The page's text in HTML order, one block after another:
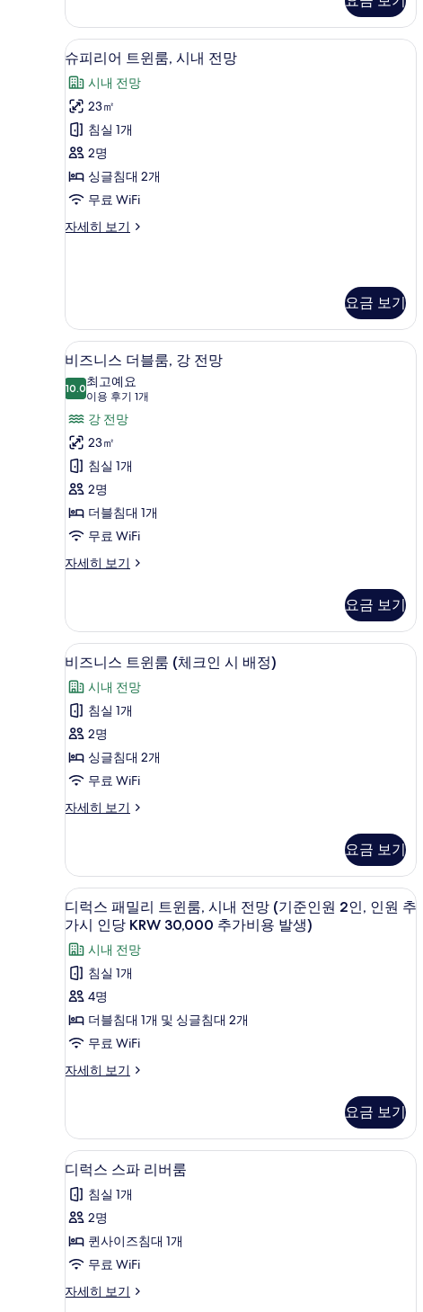
기
세
히
보
기
슈
피
리
어
트
윈
룸,
내
진
모
두
보
기
슈피리어 트윈룸, 시내 전망 | 객실
7
슈피리어 트윈룸, 시내 전망
시내 전망
23㎡
침실 1개
2명
싱글침대 2개
무료 WiFi
자세히 보기
슈
룸,
시
내
전
망
자
세
히
보
기
요금 보기
비
즈
니
스
더
블
룸,
강
전
망
모
두
보
기
비즈니스 더블룸, 강 전망 | 호수 전망
6
비즈니스 더블룸, 강 전망
10.010.0점 만점 중 10점
최고예요
이용 후기 1개
(이
용
후
기
개)
강 전망
23㎡
침실 1개
2명
더블침대 1개
무료 WiFi
자세히 보기
비
더
블
룸,
강
전
망
자
세
히
보
기
요금 보기
비
즈
니
스
트
윈
(체
인
시
배
정)
사
진
모
두
보
기
고급 침구, 오리/거위털 이불, 객실
7
비즈니스 트윈룸 (체크인 시 배정)
시내 전망
침실 1개
2명
싱글침대 2개
무료 WiFi
자세히 보기
비
트
윈
룸
(체
크
인
시
배
정)
자
히
보
기
요금 보기
디
럭
스
패
밀
리
트
윈
내
전
망
(기
준
인
원
2
디럭스 패밀리 트윈룸, 시내 전망 (
10
디럭스 패밀리 트윈룸, 시내 전망 (기준인원 2인, 인원 추
가시 인당 KRW 30,000 추가비용 발생)
시내 전망
침실 1개
4명
더블침대 1개 및 싱글침대 2개
무료 WiFi
자세히 보기
디
밀
리
트
윈
룸,
시
전
망
준
요금 보기
디
럭
스
스
파
버
고급 침구, 오리/거위털 이불, 객실
11
디럭스 스파 리버룸
침실 1개
2명
퀸사이즈침대 1개
무료 WiFi
자세히 보기
디